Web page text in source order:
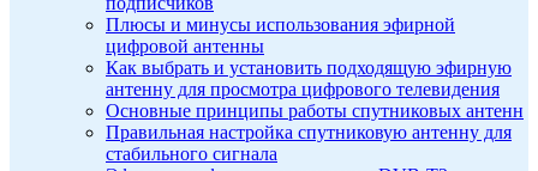
Плюсы и минусы использования эфирной
цифровой антенны
Как выбрать и установить подходящую эфирную
антенну для просмотра цифрового телевидения
Основные принципы работы спутниковых антенн
Правильная настройка спутниковую антенну для
стабильного сигнала